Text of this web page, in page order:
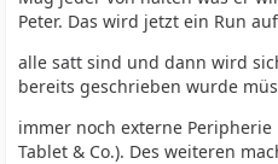
Peter. Das wird jetzt ein Run
alle satt sind und dann wird
bereits geschrieben wurde
immer noch externe
Tablet & Co.). Des weiteren